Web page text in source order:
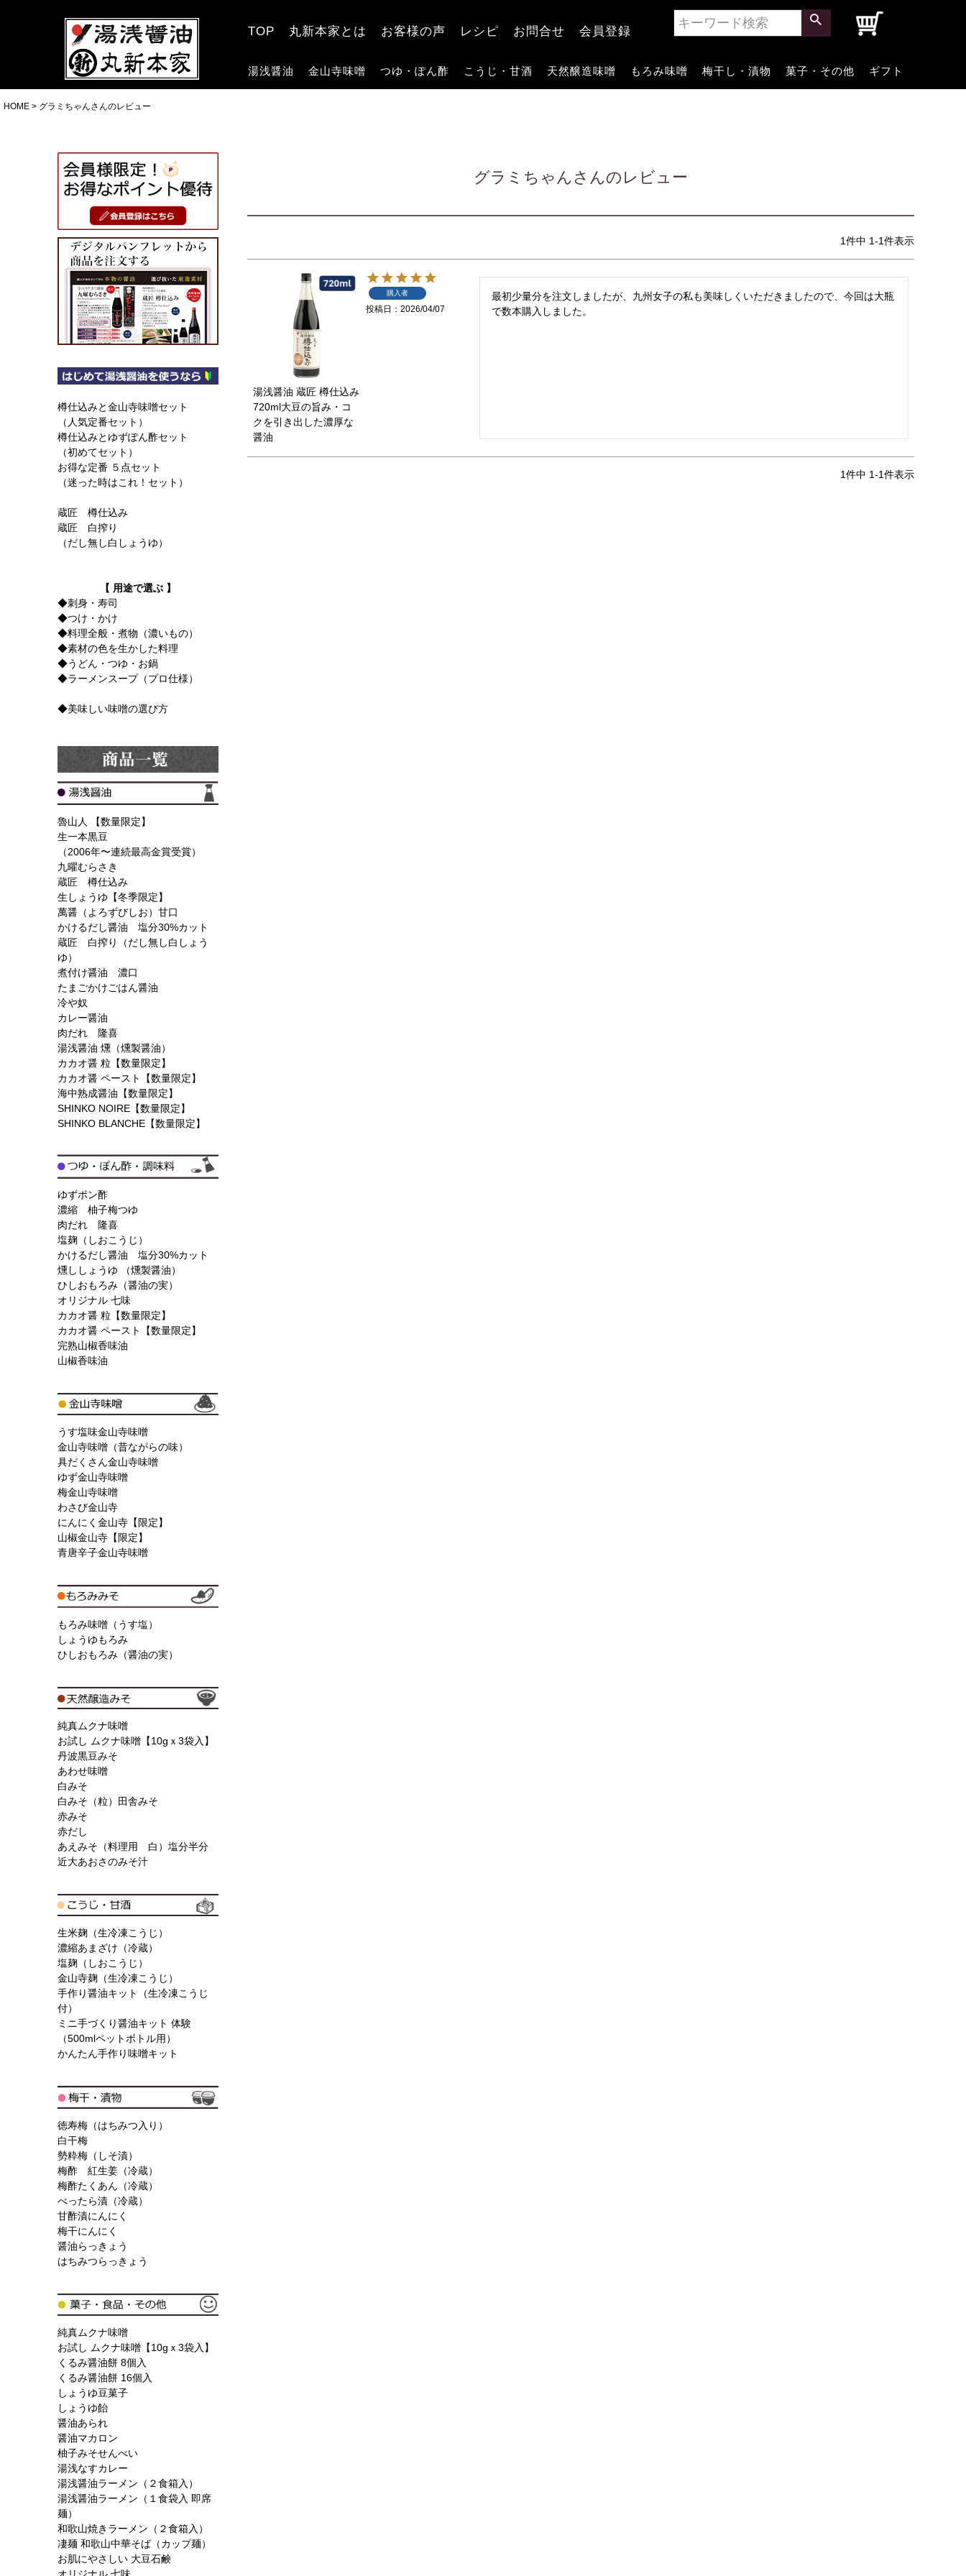
TOP 丸新本家とは お客様の声 レシピ お問合せ 会員登録
湯浅醤油 金山寺味噌 つゆ・ぽん酢 こうじ・甘酒 天然醸造味噌 もろみ味噌 梅干し・漬物 菓子・その他 ギフト
HOME グラミちゃんさんのレビュー
樽仕込みと金山寺味噌セット
（人気定番セット）
樽仕込みとゆずぽん酢セット
（初めてセット）
お得な定番 ５点セット
（迷った時はこれ！セット）
蔵匠 樽仕込み
蔵匠 白搾り
（だし無し白しょうゆ）
【 用途で選ぶ 】
◆刺身・寿司
◆つけ・かけ
◆料理全般・煮物（濃いもの）
◆素材の色を生かした料理
◆うどん・つゆ・お鍋
◆ラーメンスープ（プロ仕様）
◆美味しい味噌の選び方
魯山人 【数量限定】
生一本黒豆
（2006年〜連続最高金賞受賞）
九曜むらさき
蔵匠 樽仕込み
生しょうゆ【冬季限定】
萬醤（よろずびしお）甘口
かけるだし醤油 塩分30%カット
蔵匠 白搾り（だし無し白しょう
ゆ）
煮付け醤油 濃口
たまごかけごはん醤油
冷や奴
カレー醤油
肉だれ 隆喜
湯浅醤油 燻（燻製醤油）
カカオ醤 粒【数量限定】
カカオ醤 ペースト【数量限定】
海中熟成醤油【数量限定】
SHINKO NOIRE【数量限定】
SHINKO BLANCHE【数量限定】
ゆずポン酢
濃縮 柚子梅つゆ
肉だれ 隆喜
塩麹（しおこうじ）
かけるだし醤油 塩分30%カット
燻ししょうゆ （燻製醤油）
ひしおもろみ（醤油の実）
オリジナル 七味
カカオ醤 粒【数量限定】
カカオ醤 ペースト【数量限定】
完熟山椒香味油
山椒香味油
うす塩味金山寺味噌
金山寺味噌（昔ながらの味）
具だくさん金山寺味噌
ゆず金山寺味噌
梅金山寺味噌
わさび金山寺
にんにく金山寺【限定】
山椒金山寺【限定】
青唐辛子金山寺味噌
もろみ味噌（うす塩）
しょうゆもろみ
ひしおもろみ（醤油の実）
純真ムクナ味噌
お試し ムクナ味噌【10gｘ3袋入】
丹波黒豆みそ
あわせ味噌
白みそ
白みそ（粒）田舎みそ
赤みそ
赤だし
あえみそ（料理用 白）塩分半分
近大あおさのみそ汁
生米麹（生冷凍こうじ）
濃縮あまざけ（冷蔵）
塩麹（しおこうじ）
金山寺麹（生冷凍こうじ）
手作り醤油キット（生冷凍こうじ
付）
ミニ手づくり醤油キット 体験
（500mlペットボトル用）
かんたん手作り味噌キット
徳寿梅（はちみつ入り）
白干梅
勢粋梅（しそ漬）
梅酢 紅生姜（冷蔵）
梅酢たくあん（冷蔵）
べったら漬（冷蔵）
甘酢漬にんにく
梅干にんにく
醤油らっきょう
はちみつらっきょう
純真ムクナ味噌
お試し ムクナ味噌【10gｘ3袋入】
くるみ醤油餅 8個入
くるみ醤油餅 16個入
しょうゆ豆菓子
しょうゆ飴
醤油あられ
醤油マカロン
柚子みそせんべい
湯浅なすカレー
湯浅醤油ラーメン（２食箱入）
湯浅醤油ラーメン（１食袋入 即席
麺）
和歌山焼きラーメン（２食箱入）
凄麺 和歌山中華そば（カップ麺）
お肌にやさしい 大豆石鹸
グラミちゃんさんのレビュー
1件中 1-1件表示
湯浅醤油 蔵匠 樽仕込み
720ml大豆の旨み・コ
クを引き出した濃厚な
醤油
購入者
投稿日 2026/04/07
最初少量分を注文しましたが、九州女子の私も美味しくいただきましたので、今回は大瓶
で数本購入しました。
1件中 1-1件表示